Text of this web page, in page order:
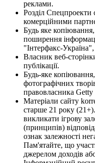
реклами.
Розділ Спецпроекти
комерційними
Будь яке
поширення
"Інтерфакс-
Власник веб-
публікації.
Будь-яке
фотографічних
правовласника Getty
Матеріали сайту
старше 21 року
викликати ігрову
(принципів)
ознак залежності
Пам'ятайте, що
джерелом доходів